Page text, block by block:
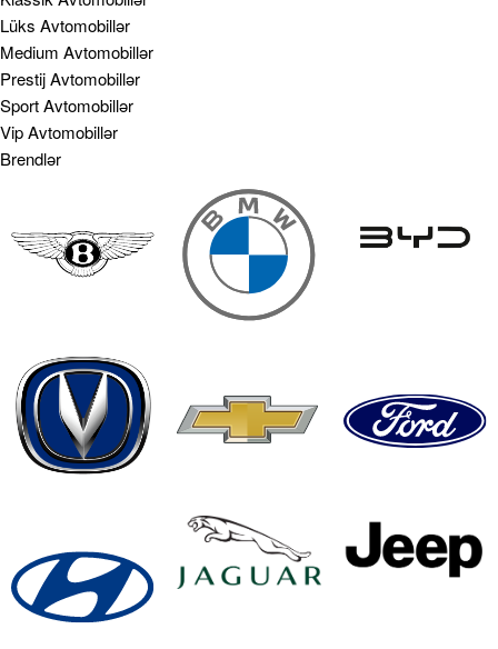
Lüks Avtomobillər
Medium Avtomobillər
Prestij Avtomobillər
Sport Avtomobillər
Vip Avtomobillər
Brendlər